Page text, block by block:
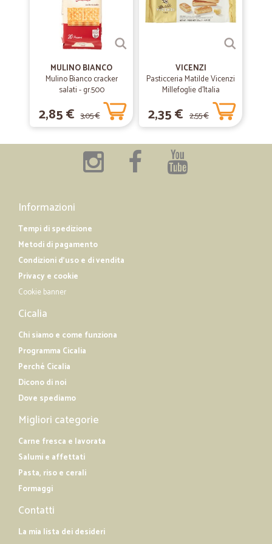
—Domingo D.
Anche questo acquisto è stato perfetto
imbattibili. Davvero soddisfatto
01/12/2019
—Sergio T.
Ottimo sito
Ottimo servizio. Spedizione velocissima. Consigliato.
MULINO BIANCO
Mulino Bianco cracker
salati - gr.500
2,85 € 3,05 €
VICENZI
Pasticceria Matilde Vicenzi
Millefoglie d'Italia
Classiche 125 gr.
2,35 € 2,55 €
Informazioni
Tempi di spedizione
Metodi di pagamento
Condizioni d'uso e di vendita
Privacy e cookie
Cookie banner
Cicalia
Chi siamo e come funziona
Programma Cicalia
Perché Cicalia
Dicono di noi
Dove spediamo
Migliori categorie
Carne fresca e lavorata
Salumi e affettati
Pasta, riso e cerali
Formaggi
Contatti
La mia lista dei desideri